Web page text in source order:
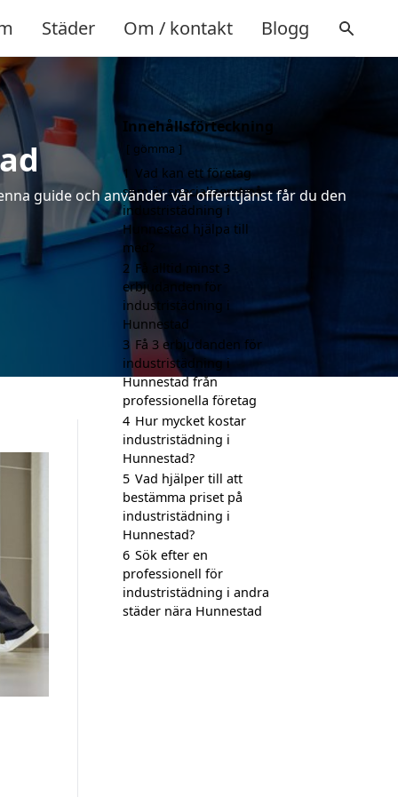
Städer Om / kontakt Blogg
guide och använder vår offerttjänst får du den
Innehållsförteckning
gömma
1 Vad kan ett företag
som är specialiserat på
industristädning i
Hunnestad hjälpa till
med?
2 Få alltid minst 3
erbjudanden för
industristädning i
Hunnestad
3 Få 3 erbjudanden för
industristädning i
Hunnestad från
professionella företag
4 Hur mycket kostar
industristädning i
Hunnestad?
5 Vad hjälper till att
bestämma priset på
industristädning i
Hunnestad?
6 Sök efter en
professionell för
industristädning i andra
städer nära Hunnestad